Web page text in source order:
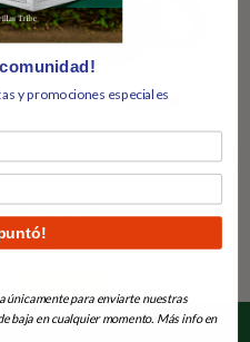
En Stock
Añadir Al Carrito
y promociones especiales
únicamente para enviarte nuestras
baja en cualquier momento. Más info en